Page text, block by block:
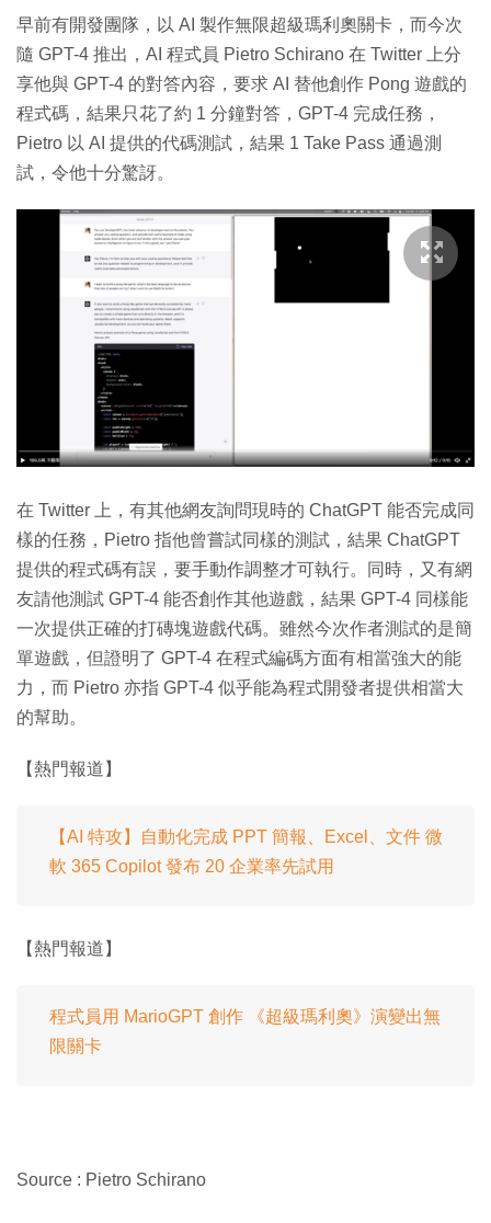
早前有開發團隊，以 AI 製作無限超級瑪利奧關卡，而今次
隨 GPT-4 推出，AI 程式員 Pietro Schirano 在 Twitter 上分
享他與 GPT-4 的對答內容，要求 AI 替他創作 Pong 遊戲的
程式碼，結果只花了約 1 分鐘對答，GPT-4 完成任務，
Pietro 以 AI 提供的代碼測試，結果 1 Take Pass 通過測
試，令他十分驚訝。
在 Twitter 上，有其他網友詢問現時的 ChatGPT 能否完成同
樣的任務，Pietro 指他曾嘗試同樣的測試，結果 ChatGPT
提供的程式碼有誤，要手動作調整才可執行。同時，又有網
友請他測試 GPT-4 能否創作其他遊戲，結果 GPT-4 同樣能
一次提供正確的打磚塊遊戲代碼。雖然今次作者測試的是簡
單遊戲，但證明了 GPT-4 在程式編碼方面有相當強大的能
力，而 Pietro 亦指 GPT-4 似乎能為程式開發者提供相當大
的幫助。
【熱門報道】
【AI 特攻】自動化完成 PPT 簡報、Excel、文件 微
軟 365 Copilot 發布 20 企業率先試用
【熱門報道】
程式員用 MarioGPT 創作 《超級瑪利奧》演變出無
限關卡
Source : Pietro Schirano